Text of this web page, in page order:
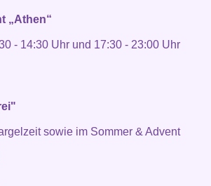
„Athen“
- 14:30 Uhr und 17:30 - 23:00 Uhr
sowie im Sommer & Advent